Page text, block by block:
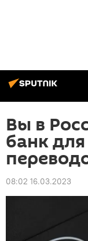
Вы в
банк
08:02 16.03.2023